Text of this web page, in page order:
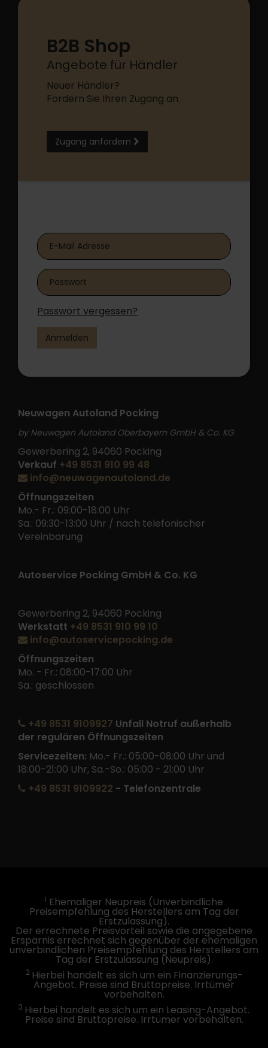
B2B Shop
Angebote für Händler
Neuer Händler?
Fordern Sie Ihren Zugang an.
Zugang anfordern
Passwort vergessen?
Anmelden
Neuwagen Autoland Pocking
by Neuwagen Autoland Oberbayern GmbH & Co. KG
Gewerbering 2, 94060 Pocking
Verkauf +49 8531 910 99 48
info@neuwagenautoland.de
Öffnungszeiten
Mo.- Fr.: 09:00-18:00 Uhr
Sa.: 09:30-13:00 Uhr / nach telefonischer
Vereinbarung
Autoservice Pocking GmbH & Co. KG
Gewerbering 2, 94060 Pocking
Werkstatt +49 8531 910 99 10
info@autoservicepocking.de
Öffnungszeiten
Mo. - Fr.: 08:00-17:00 Uhr
Sa.: geschlossen
+49 8531 9109927 Unfall Notruf außerhalb
der regulären Öffnungszeiten
Servicezeiten: Mo.- Fr.: 05:00-08:00 Uhr und
18:00-21:00 Uhr, Sa.-So.: 05:00 - 21:00 Uhr
+49 8531 9109922 - Telefonzentrale
1 Ehemaliger Neupreis (Unverbindliche
Preisempfehlung des Herstellers am Tag der
Erstzulassung).
Der errechnete Preisvorteil sowie die angegebene
Ersparnis errechnet sich gegenüber der ehemaligen
unverbindlichen Preisempfehlung des Herstellers am
Tag der Erstzulassung (Neupreis).
2 Hierbei handelt es sich um ein Finanzierungs-
Angebot. Preise sind Bruttopreise. Irrtümer
vorbehalten.
3 Hierbei handelt es sich um ein Leasing-Angebot.
Preise sind Bruttopreise. Irrtümer vorbehalten.